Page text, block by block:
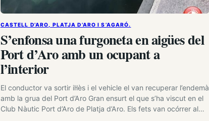
CASTELL D’ARO, PLATJA D’ARO I S’AGARÓ.
S’enfonsa una furgoneta en aigües del
Port d’Aro amb un ocupant a
l’interior
El conductor va sortir il·lès i el vehicle el van recuperar l’endemà
amb la grua del Port d’Aro Gran ensurt el que s’ha viscut en el
Club Nàutic Port d’Aro de Platja d’Aro. Els fets van ocórrer al